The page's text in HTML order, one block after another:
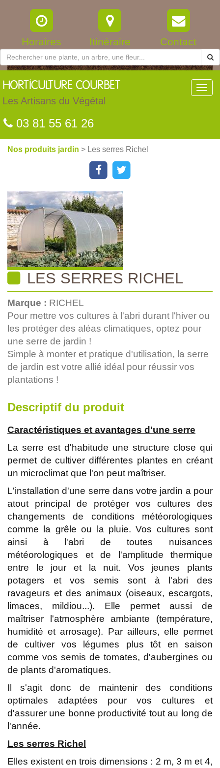
Horaires Itinéraire Contact
HORTICULTURE COURBET
Les Artisans du Végétal
03 81 55 61 26
Nos produits jardin > Les serres Richel
LES SERRES RICHEL
Marque : RICHEL
Pour mettre vos cultures à l'abri durant l'hiver ou
les protéger des aléas climatiques, optez pour
une serre de jardin !
Simple à monter et pratique d'utilisation, la serre
de jardin est votre allié idéal pour réussir vos
plantations !
Descriptif du produit
Caractéristiques et avantages d'une serre
La serre est d'habitude une structure close qui
permet de cultiver différentes plantes en créant
un microclimat que l'on peut maîtriser.
L'installation d'une serre dans votre jardin a pour
atout principal de protéger vos cultures des
changements de conditions météorologiques
comme la grêle ou la pluie. Vos cultures sont
ainsi à l'abri de toutes nuisances
météorologiques et de l'amplitude thermique
entre le jour et la nuit. Vos jeunes plants
potagers et vos semis sont à l'abri des
ravageurs et des animaux (oiseaux, escargots,
limaces, mildiou...). Elle permet aussi de
maîtriser l'atmosphère ambiante (température,
humidité et arrosage). Par ailleurs, elle permet
de cultiver vos légumes plus tôt en saison
comme vos semis de tomates, d'aubergines ou
de plants d'aromatiques.
Il s'agit donc de maintenir des conditions
optimales adaptées pour vos cultures et
d'assurer une bonne productivité tout au long de
l'année.
Les serres Richel
Elles existent en trois dimensions : 2 m, 3 m et 4,